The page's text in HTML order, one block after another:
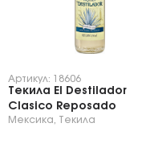
Артикул: 18606
Текила El Destilador
Clasico Reposado
Мексика Текила